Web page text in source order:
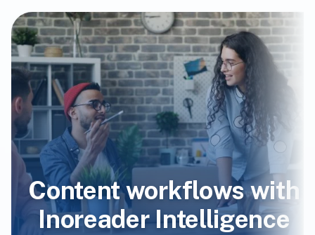
Content workflows with
Inoreader Intelligence